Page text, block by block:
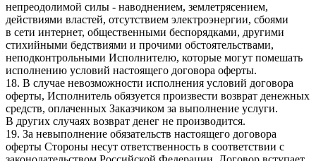
непреодолимой силы - наводнением, землетрясением,
действиями властей, отсутствием электроэнергии, сбоями
в сети интернет, общественными беспорядками, другими
стихийными бедствиями и прочими обстоятельствами,
неподконтрольными Исполнителю, которые могут помешать
исполнению условий настоящего договора оферты.
18. В случае невозможности исполнения условий договора
оферты, Исполнитель обязуется произвести возврат денежных
средств, оплаченных Заказчиком за выполнение услуги.
В других случаях возврат денег не производится.
19. За невыполнение обязательств настоящего договора
оферты Стороны несут ответственность в соответствии с